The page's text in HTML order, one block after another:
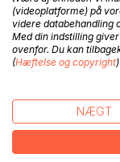
intellektuelt.
tænder han for
proces, hvor det
styrer hvad. Han
viden, der ligger
selve
forsiden, og har
så den kan
(videoplatforme) på
videre databehandling
Med din indstilling
ovenfor. Du kan
(Hæftelse og copyright)
NÆGT